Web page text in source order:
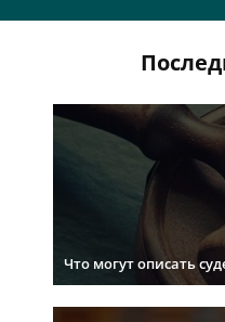
Что могут описать